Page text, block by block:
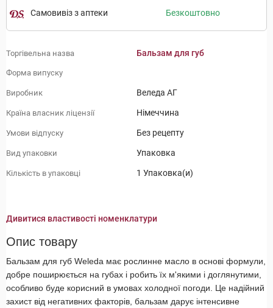
Самовивіз з аптеки Безкоштовно
Торгівельна назва Бальзам для губ
Форма випуску
Виробник Веледа АГ
Країна власник ліцензії Німеччина
Умови відпуску Без рецепту
Вид упаковки Упаковка
Кількість в упаковці 1 Упаковка(и)
Дивитися властивості номенклатури
Опис товару
Бальзам для губ Weleda має рослинне масло в основі формули,
добре поширюється на губах і робить їх м'якими і доглянутими,
особливо буде корисний в умовах холодної погоди. Це надійний
захист від негативних факторів, бальзам дарує інтенсивне